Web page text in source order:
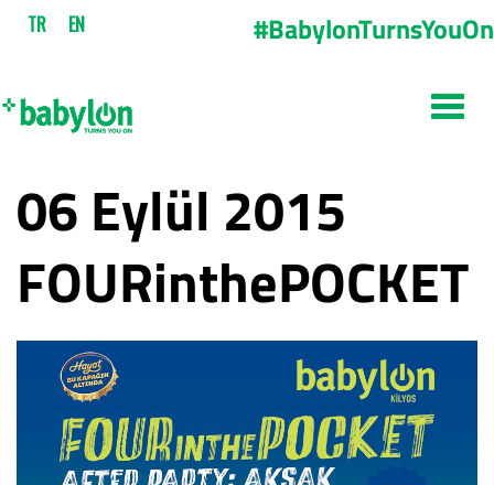
TR EN #BabylonTurnsYouOn
06 Eylül 2015
FOURinthePOCKET